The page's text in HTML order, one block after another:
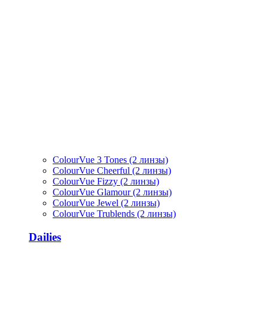
ColourVue 3 Tones (2 линзы)
ColourVue Cheerful (2 линзы)
ColourVue Fizzy (2 линзы)
ColourVue Glamour (2 линзы)
ColourVue Jewel (2 линзы)
ColourVue Trublends (2 линзы)
Dailies